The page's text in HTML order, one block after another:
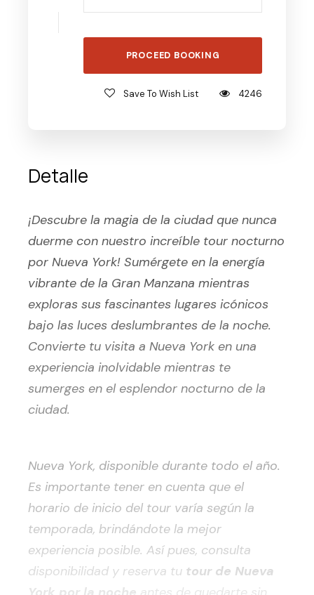
Detalle
¡Descubre la magia de la ciudad que nunca
duerme con nuestro increíble tour nocturno
por Nueva York! Sumérgete en la energía
vibrante de la Gran Manzana mientras
exploras sus fascinantes lugares icónicos
bajo las luces deslumbrantes de la noche.
Convierte tu visita a Nueva York en una
experiencia inolvidable mientras te
sumerges en el esplendor nocturno de la
ciudad.
Nueva York, disponible durante todo el año.
Es importante tener en cuenta que el
horario de inicio del tour varía según la
temporada, brindándote la mejor
experiencia posible. Así pues, consulta
disponibilidad y reserva tu tour de Nueva
Save To Wish List 4246